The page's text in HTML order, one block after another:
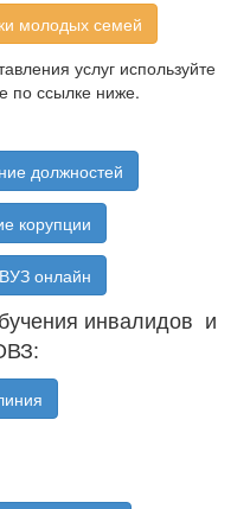
молодых семей
услуг используйте
по ссылке ниже.
должностей
корупции
онлайн
инвалидов и